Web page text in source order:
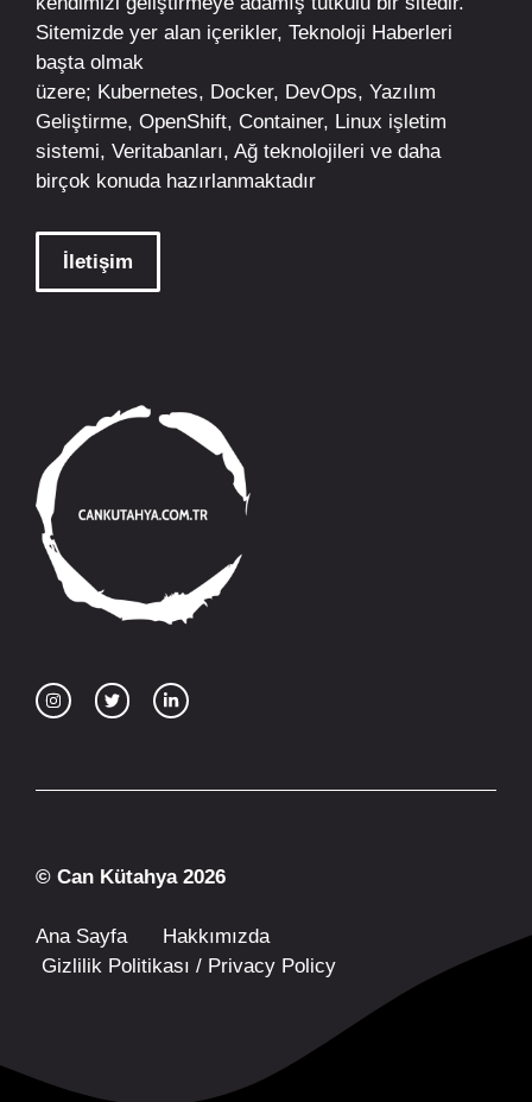
Sitemizde yer alan içerikler, Teknoloji Haberleri
başta olmak
üzere; Kubernetes, Docker, DevOps, Yazılım
Geliştirme, OpenShift, Container, Linux işletim
sistemi, Veritabanları, Ağ teknolojileri ve daha
birçok konuda hazırlanmaktadır
İletişim
© Can Kütahya 2026
Ana Sayfa
Hakkımızda
Gizlilik Politikası / Privacy Policy